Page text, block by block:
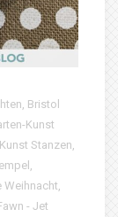
, Bristol
Kunst
Stanzen,
,
Weihnacht,
- Jet